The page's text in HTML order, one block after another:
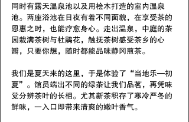
同时有露天温泉池以及用桧木打造的室内温泉
池。两座浴池在日夜有着不同面貌，在享受茶的
恩惠之时，也能疗愈身心。走出温泉，中庭的茶
园栽满茶树与杜鹃花，触抚茶树感受茶乡的心
瓣，只要你想，随时都能品味静冈煎茶。
我们是夏天来的这里，于是体验了“当地乐—初
夏”。馆员端出不同的绿茶让我们品茗，再凭味
觉分辨茶叶的长相。尤其新茶积存了寒冷严冬的
鲜味，一入口即带来清爽的嫩叶香气。